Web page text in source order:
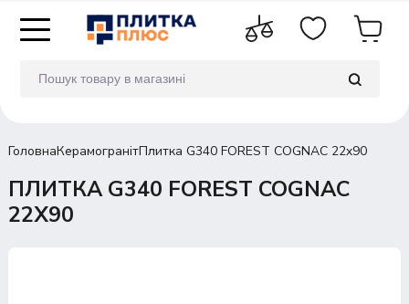
ГоловнаКерамогранітПлитка G340 FOREST COGNAC 22x90
ПЛИТКА G340 FOREST COGNAC
22X90